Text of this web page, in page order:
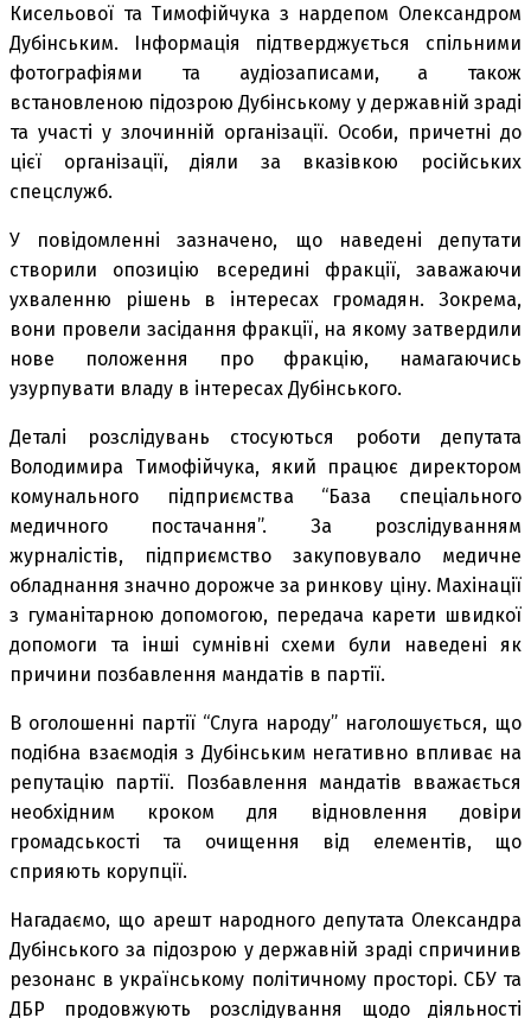
Кисельової та Тимофійчука з нардепом Олександром
Дубінським. Інформація підтверджується спільними
фотографіями та аудіозаписами, а також
встановленою підозрою Дубінському у державній зраді
та участі у злочинній організації. Особи, причетні до
цієї організації, діяли за вказівкою російських
спецслужб.
У повідомленні зазначено, що наведені депутати
створили опозицію всередині фракції, заважаючи
ухваленню рішень в інтересах громадян. Зокрема,
вони провели засідання фракції, на якому затвердили
нове положення про фракцію, намагаючись
узурпувати владу в інтересах Дубінського.
Деталі розслідувань стосуються роботи депутата
Володимира Тимофійчука, який працює директором
комунального підприємства “База спеціального
медичного постачання”. За розслідуванням
журналістів, підприємство закуповувало медичне
обладнання значно дорожче за ринкову ціну. Махінації
з гуманітарною допомогою, передача карети швидкої
допомоги та інші сумнівні схеми були наведені як
причини позбавлення мандатів в партії.
В оголошенні партії “Слуга народу” наголошується, що
подібна взаємодія з Дубінським негативно впливає на
репутацію партії. Позбавлення мандатів вважається
необхідним кроком для відновлення довіри
громадськості та очищення від елементів, що
сприяють корупції.
Нагадаємо, що арешт народного депутата Олександра
Дубінського за підозрою у державній зраді спричинив
резонанс в українському політичному просторі. СБУ та
ДБР продовжують розслідування щодо діяльності